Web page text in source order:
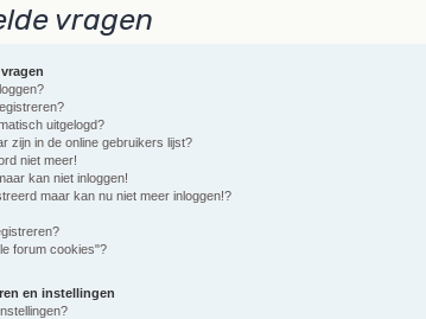
vragen
uitgelogd?
zijn in de online gebruikers lijst?
niet meer!
kan niet inloggen!
maar kan nu niet meer inloggen!?
forum cookies"?
en instellingen